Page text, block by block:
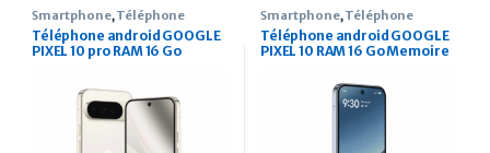
Smartphone,Téléphone
Téléphone android GOOGLE
PIXEL 10 pro RAM 16 Go
Smartphone,Téléphone
Téléphone android GOOGLE
PIXEL 10 RAM 16 Go Memoire